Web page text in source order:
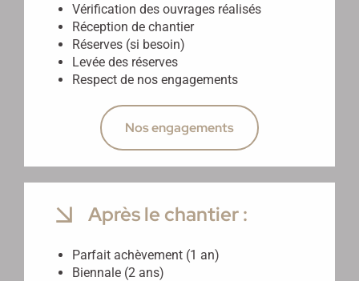
Vérification des ouvrages réalisés
Réception de chantier
Réserves (si besoin)
Levée des réserves
Respect de nos engagements
Nos engagements
Après le chantier :
Parfait achèvement (1 an)
Biennale (2 ans)